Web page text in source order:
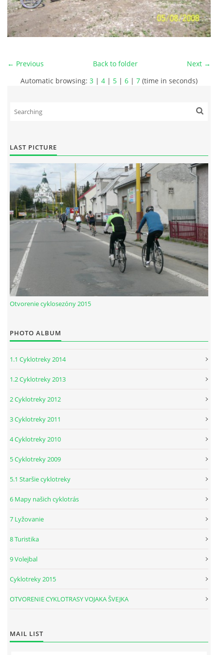
← Previous Next →
Back to folder
Automatic browsing: 3 | 4 | 5 | 6 | 7 (time in seconds)
LAST PICTURE
Otvorenie cyklosezóny 2015
PHOTO ALBUM
1.1 Cyklotreky 2014
1.2 Cyklotreky 2013
2 Cyklotreky 2012
3 Cyklotreky 2011
4 Cyklotreky 2010
5 Cyklotreky 2009
5.1 Staršie cyklotreky
6 Mapy našich cyklotrás
7 Lyžovanie
8 Turistika
9 Volejbal
Cyklotreky 2015
OTVORENIE CYKLOTRASY VOJAKA ŠVEJKA
MAIL LIST